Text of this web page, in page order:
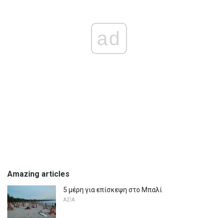
ad
Amazing articles
5 μέρη για επίσκεψη στο Μπαλί
ΑΣΊΑ